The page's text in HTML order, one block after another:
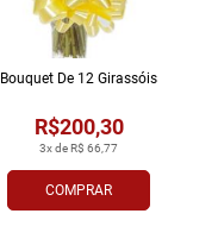
COMPRAR
3x de R$ 66,77
R$200,30
Bouquet De 12 Girassóis